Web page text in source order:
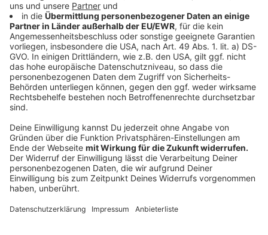
Angela Stähler den Sportlerinnen und Sportlern zu
ihrem Erfolg. Jochen Reidegeld, Gründer des
Netzwerks roterkeil, bedankte sich bei allen
Beteiligten für ihren Einsatz. Die Tour, die es dieses
Jahr zum 16. Mal gab, führte die Teilnehmenden von
Raesfeld-Erle durch das Münsterland bis in die
Niederlande und zurück.
Eindrücke und Ausblick
Anzeige